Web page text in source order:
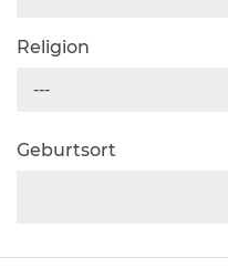
Religion
---
Geburtsort